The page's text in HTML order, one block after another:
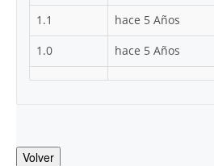
1.1
hace 5 Años
1.0
hace 5 Años
Volver